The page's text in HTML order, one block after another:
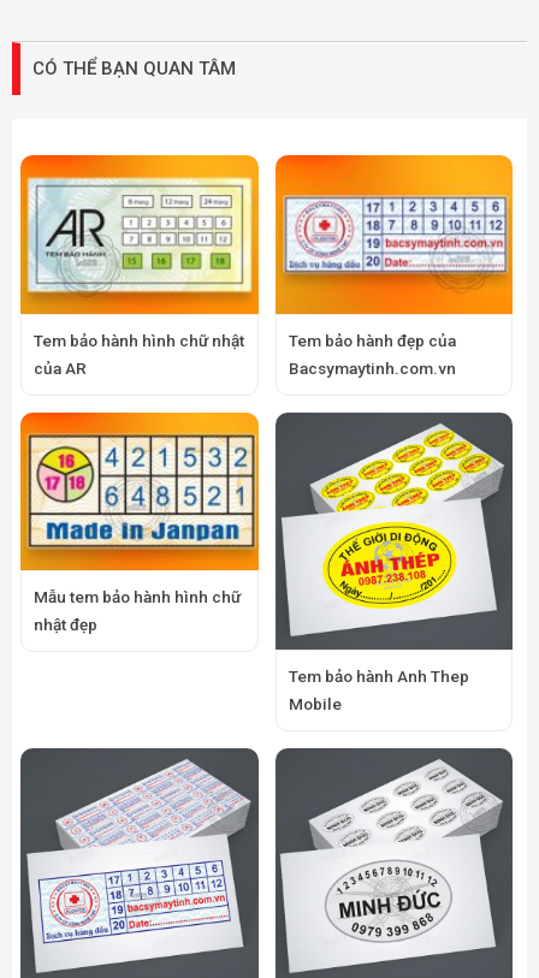
CÓ THỂ BẠN QUAN TÂM
Tem bảo hành hình chữ nhật
của AR
Tem bảo hành đẹp của
Bacsymaytinh.com.vn
Mẫu tem bảo hành hình chữ
nhật đẹp
Tem bảo hành Anh Thep
Mobile